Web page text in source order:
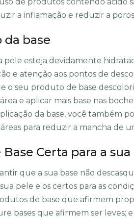
a inflamação e reduzir a
da base
pele esteja devidamente
e atenção aos pontos de
o seu produto de base
e aplicar mais base nas
da base, você também
para reduzir a mancha de
Certa para a sua
que a sua base não
pele e os certos para as
de base que afirmem
bases que afirmem ser leves;